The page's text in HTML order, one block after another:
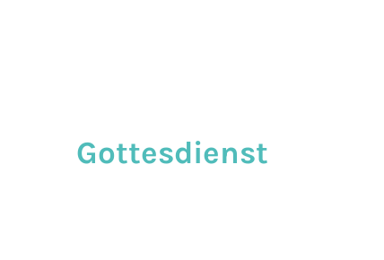
Gottesdienst